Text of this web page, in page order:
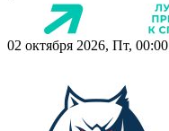
02 октября 2026, Пт, 00:00